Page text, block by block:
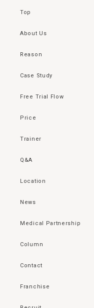
Top
About Us
Reason
Case Study
Free Trial Flow
Price
Trainer
Q&A
Location
News
Medical Partnership
Column
Contact
Franchise